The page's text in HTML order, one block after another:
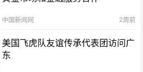
中国新闻网 2周前
美国飞虎队友谊传承代表团访问广
东